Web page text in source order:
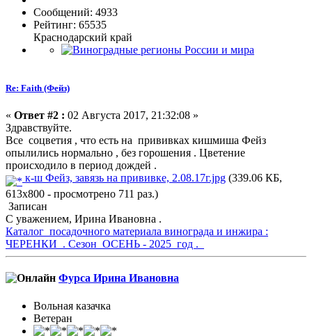
Сообщений: 4933
Рейтинг: 65535
Краснодарский край
Re: Faith (Фейз)
« Ответ #2 : 02 Августа 2017, 21:32:08 »
Здравствуйте.
Все соцветия , что есть на прививках кишмиша Фейз
опылились нормально , без горошения . Цветение
происходило в период дождей .
к-ш Фейз, завязь на прививке, 2.08.17г.jpg (339.06 КБ,
613x800 - просмотрено 711 раз.)
Записан
С уважением, Ирина Ивановна .
Каталог посадочного материала винограда и инжира :
ЧЕРЕНКИ . Сезон ОСЕНЬ - 2025 год .
Фурса Ирина Ивановна
Вольная казачка
Ветеран